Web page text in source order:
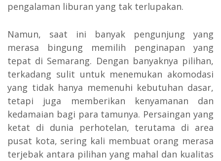
pengalaman liburan yang tak terlupakan.
Namun, saat ini banyak pengunjung yang
merasa bingung memilih penginapan yang
tepat di Semarang. Dengan banyaknya pilihan,
terkadang sulit untuk menemukan akomodasi
yang tidak hanya memenuhi kebutuhan dasar,
tetapi juga memberikan kenyamanan dan
kedamaian bagi para tamunya. Persaingan yang
ketat di dunia perhotelan, terutama di area
pusat kota, sering kali membuat orang merasa
terjebak antara pilihan yang mahal dan kualitas